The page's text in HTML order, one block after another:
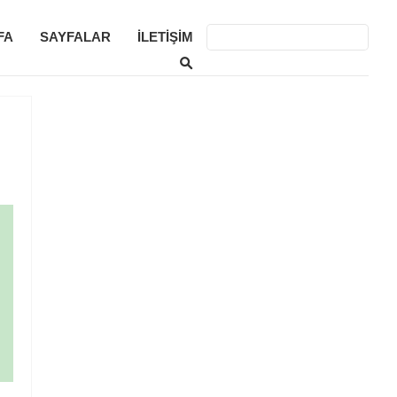
SAYFALAR İLETIŞIM